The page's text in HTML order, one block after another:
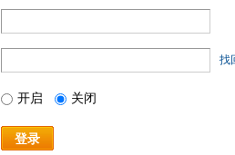
找
开启 关闭
登录